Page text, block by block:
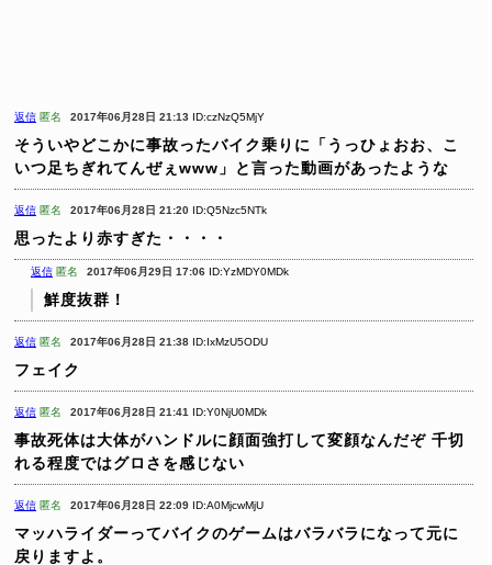
返信 匿名 2017年06月28日 21:13 ID:czNzQ5MjY
そういやどこかに事故ったバイク乗りに「うっひょおお、こ
いつ足ちぎれてんぜぇwww」と言った動画があったような
返信 匿名 2017年06月28日 21:20 ID:Q5Nzc5NTk
思ったより赤すぎた・・・・
返信 匿名 2017年06月29日 17:06 ID:YzMDY0MDk
鮮度抜群！
返信 匿名 2017年06月28日 21:38 ID:IxMzU5ODU
フェイク
返信 匿名 2017年06月28日 21:41 ID:Y0NjU0MDk
事故死体は大体がハンドルに顔面強打して変顔なんだぞ 千切
れる程度ではグロさを感じない
返信 匿名 2017年06月28日 22:09 ID:A0MjcwMjU
マッハライダーってバイクのゲームはバラバラになって元に
戻りますよ。